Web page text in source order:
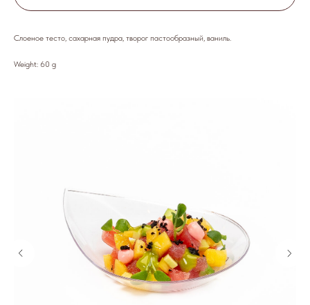
Слоеное тесто, сахарная пудра, творог пастообразный, ваниль.
Weight: 60 g